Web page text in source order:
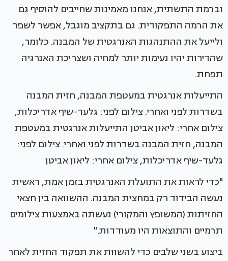
וברמת התשתית, אנחנו מאמינות שחייבים להוסיף גם
את הרמה התפקודית. גם בתקציב מוגבל, אפשר לשפר
ולייעל את ההתנהגות האנרגטית של המבנה. כלומר,
שהדירות יהיו נעימות יותר למחיה ושצריכת האנרגיה
תפחת.
התייעלות אנרגטית במעטפת המבנה, חזית המבנה
בשדרות לפני ואחרי. צילום לפני: גלעד-שיף אדריכלות,
צילום אחרי: ליאון אביטן התייעלות אנרגטית במעטפת
המבנה, חזית המבנה בשדרות לפני ואחרי. צילום לפני:
גלעד-שיף אדריכלות, צילום אחרי: ליאון אביטן
"כדי לראות את התועלת האנרגטית בזמן אמת, ראשית
נעשה הבידוד רק במחצית המבנה. ההשוואה בין חצאי
החזיתות (המשופץ והמקורי) נעשתה באמצעות צילומים
תרמיים והתוצאות היו מעודדות."
ביצוע בשני שלבים כדי להשוות את תפקוד החזית לאחר